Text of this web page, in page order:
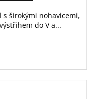
s širokými nohavicemi,
do V a...